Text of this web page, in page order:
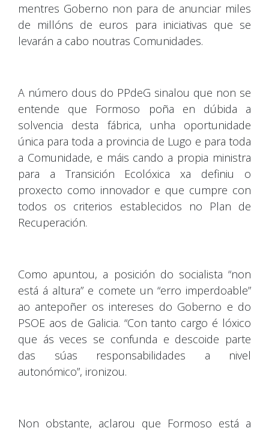
mentres Goberno non para de anunciar miles
de millóns de euros para iniciativas que se
levarán a cabo noutras Comunidades.
A número dous do PPdeG sinalou que non se
entende que Formoso poña en dúbida a
solvencia desta fábrica, unha oportunidade
única para toda a provincia de Lugo e para toda
a Comunidade, e máis cando a propia ministra
para a Transición Ecolóxica xa definiu o
proxecto como innovador e que cumpre con
todos os criterios establecidos no Plan de
Recuperación.
Como apuntou, a posición do socialista “non
está á altura” e comete un “erro imperdoable”
ao antepoñer os intereses do Goberno e do
PSOE aos de Galicia. “Con tanto cargo é lóxico
que ás veces se confunda e descoide parte
das súas responsabilidades a nivel
autonómico”, ironizou.
Non obstante, aclarou que Formoso está a